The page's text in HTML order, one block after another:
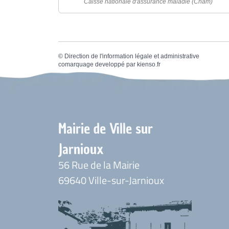
© Direction de l'information légale et administrative
comarquage developpé par kienso.fr
Mairie de Ville sur
Jarnioux
56 Rue de la Mairie
69640 Ville-sur-Jarnioux